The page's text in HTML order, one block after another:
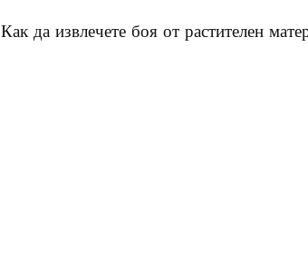
Как да извлечете боя от растителен